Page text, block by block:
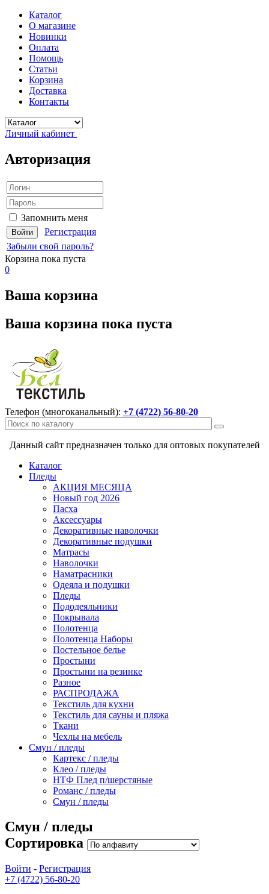
Каталог
О магазине
Новинки
Оплата
Помощь
Статьи
Корзина
Доставка
Контакты
Личный кабинет
Авторизация
Запомнить меня
Регистрация
Забыли свой пароль?
Корзина пока пуста
0
Ваша корзина
Ваша корзина пока пуста
Телефон (многоканальный): +7 (4722) 56-80-20
Данный сайт предназначен только для оптовых покупателей
Каталог
Пледы
АКЦИЯ МЕСЯЦА
Новый год 2026
Пасха
Аксессуары
Декоративные наволочки
Декоративные подушки
Матрасы
Наволочки
Наматрасники
Одеяла и подушки
Пледы
Пододеяльники
Покрывала
Полотенца
Полотенца Наборы
Постельное белье
Простыни
Простыни на резинке
Разное
РАСПРОДАЖА
Текстиль для кухни
Текстиль для сауны и пляжа
Ткани
Чехлы на мебель
Смун / пледы
Картекс / пледы
Клео / пледы
НТФ Плед п/шерстяные
Романс / пледы
Смун / пледы
Смун / пледы
Сортировка
Войти - Регистрация
+7 (4722) 56-80-20